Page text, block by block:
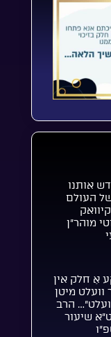
אותנו
העולם
מוהר”ן
אַ חלק אין
וועלט מיטן
הרב
שיעור